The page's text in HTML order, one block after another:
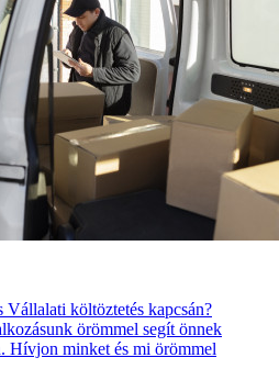
Vállalati költöztetés kapcsán?
örömmel segít önnek
Hívjon minket és mi örömmel